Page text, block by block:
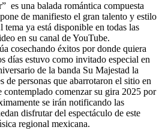
es una balada romántica compuesta
de manifiesto el gran talento y estilo
ya está disponible en todas las
en su canal de YouTube.
cosechando éxitos por donde quiera
días estuvo como invitado especial en
de la banda Su Majestad la
de personas que abarrotaron el sitio en
comenzar su gira 2025 por
se irán notificando las
disfrutar del espectáculo de este
regional mexicana.